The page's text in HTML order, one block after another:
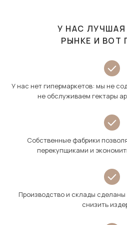
У НАС ЛУЧШАЯ
РЫНКЕ И ВОТ
У нас нет гипермаркетов: мы не
не обслуживаем гектары
Собственные фабрики
перекупщиками и
Производство и склады
снизить